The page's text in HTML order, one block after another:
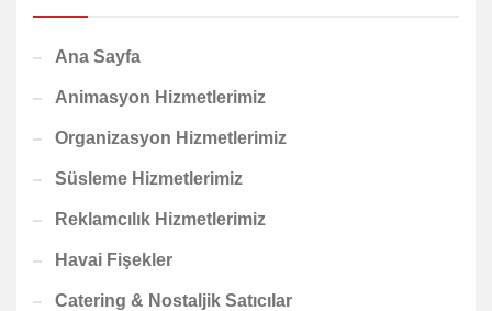
Ana Sayfa
Animasyon Hizmetlerimiz
Organizasyon Hizmetlerimiz
Süsleme Hizmetlerimiz
Reklamcılık Hizmetlerimiz
Havai Fişekler
Catering & Nostaljik Satıcılar